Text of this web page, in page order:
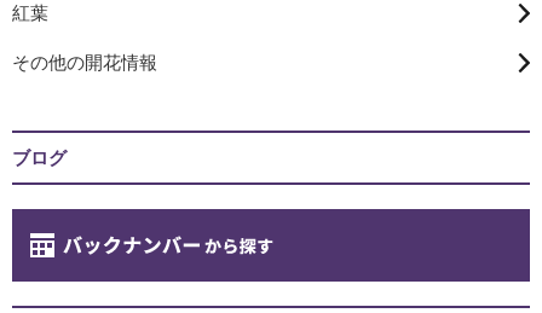
紅葉
その他の開花情報
ブログ